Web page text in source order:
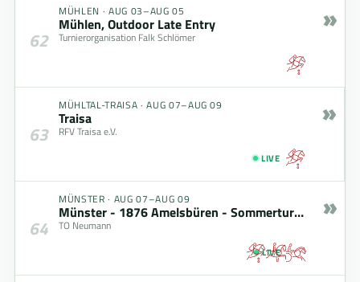
62
MÜHLEN · AUG 03–AUG 05
Mühlen, Outdoor Late Entry
Turnierorganisation Falk Schlömer
»
63
MÜHLTAL-TRAISA ·AUG 07–AUG 09
Traisa
RFV Traisa e.V.
LIVE
»
64
MÜNSTER · AUG 07–AUG 09
Münster - 1876 Amelsbüren - Sommerturnier 2026
TO Neumann
LIVE
»